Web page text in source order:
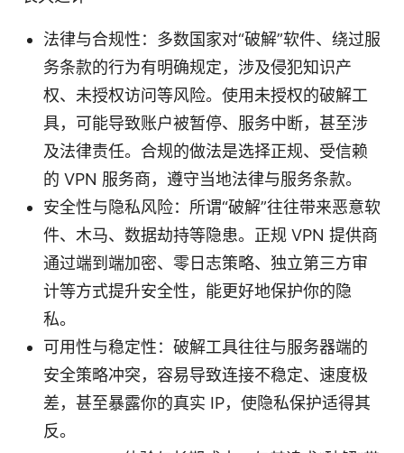
法律与合规性：多数国家对“破解”软件、绕过服
务条款的行为有明确规定，涉及侵犯知识产
权、未授权访问等风险。使用未授权的破解工
具，可能导致账户被暂停、服务中断，甚至涉
及法律责任。合规的做法是选择正规、受信赖
的 VPN 服务商，遵守当地法律与服务条款。
安全性与隐私风险：所谓“破解”往往带来恶意软
件、木马、数据劫持等隐患。正规 VPN 提供商
通过端到端加密、零日志策略、独立第三方审
计等方式提升安全性，能更好地保护你的隐
私。
可用性与稳定性：破解工具往往与服务器端的
安全策略冲突，容易导致连接不稳定、速度极
差，甚至暴露你的真实 IP，使隐私保护适得其
反。